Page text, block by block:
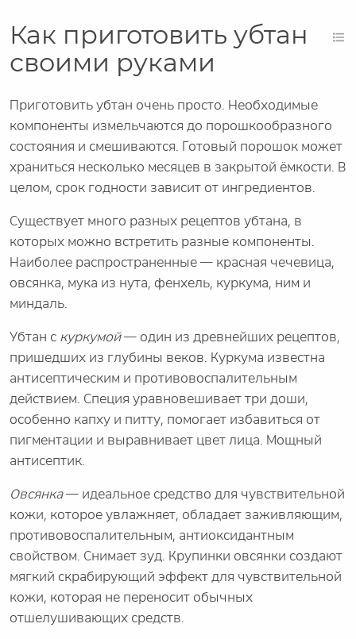
Как приготовить убтан
своими руками
Приготовить убтан очень просто. Необходимые
компоненты измельчаются до порошкообразного
состояния и смешиваются. Готовый порошок может
храниться несколько месяцев в закрытой ёмкости. В
целом, срок годности зависит от ингредиентов.
Существует много разных рецептов убтана, в
которых можно встретить разные компоненты.
Наиболее распространенные — красная чечевица,
овсянка, мука из нута, фенхель, куркума, ним и
миндаль.
Убтан с куркумой— один из древнейших рецептов,
пришедших из глубины веков. Куркума известна
антисептическим и противовоспалительным
действием. Специя уравновешивает три доши,
особенно капху и питту, помогает избавиться от
пигментации и выравнивает цвет лица. Мощный
антисептик.
Овсянка— идеальное средство для чувствительной
кожи, которое увлажняет, обладает заживляющим,
противовоспалительным, антиоксидантным
свойством. Снимает зуд. Крупинки овсянки создают
мягкий скрабирующий эффект для чувствительной
кожи, которая не переносит обычных
отшелушивающих средств.